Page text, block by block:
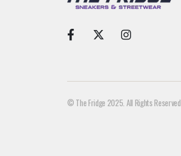
© The Fridge 2025. All Rights Reserved